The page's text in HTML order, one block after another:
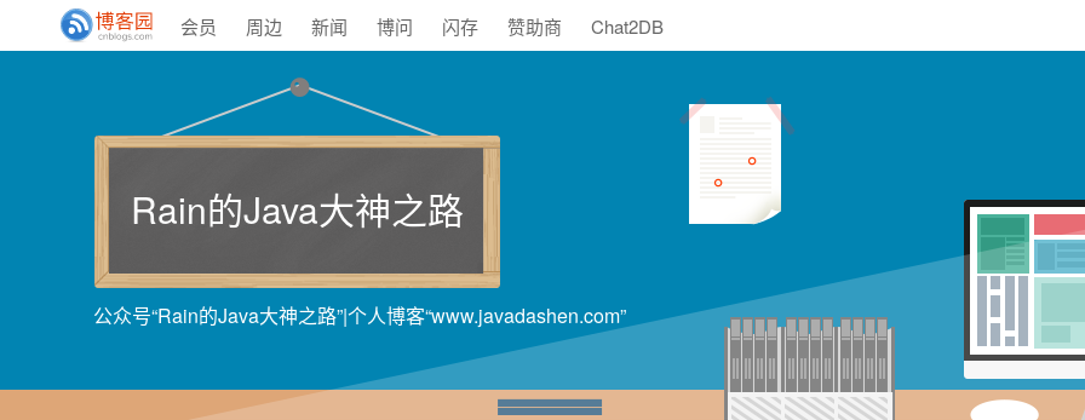
会员 周边 新闻 博问 闪存 赞助商 Chat2DB
Rain的Java大神之路
公众号“Rain的Java大神之路”|个人博客“www.javadashen.com”